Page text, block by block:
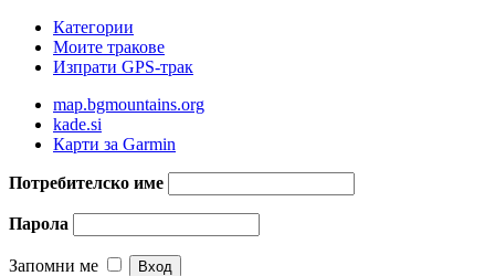
Категории
Моите тракове
Изпрати GPS-трак
map.bgmountains.org
kade.si
Карти за Garmin
Потребителско име
Парола
Запомни ме